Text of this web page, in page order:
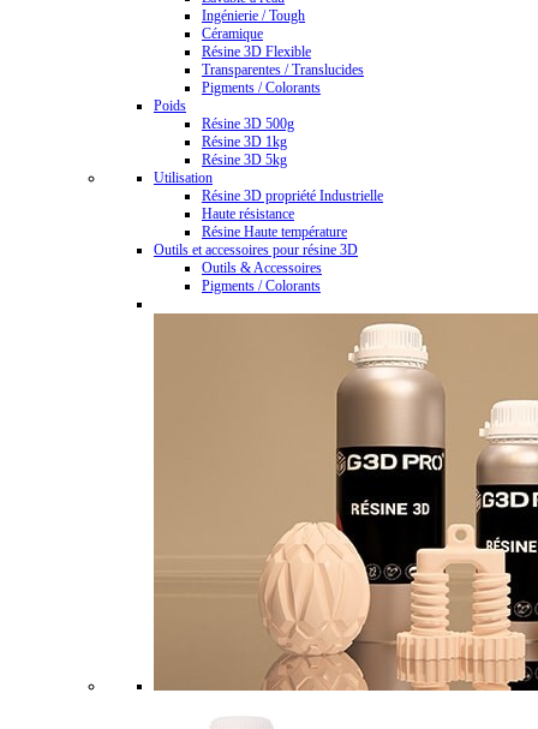
Ingénierie / Tough
Céramique
Résine 3D Flexible
Transparentes / Translucides
Pigments / Colorants
Poids
Résine 3D 500g
Résine 3D 1kg
Résine 3D 5kg
Utilisation
Résine 3D propriété Industrielle
Haute résistance
Résine Haute température
Outils et accessoires pour résine 3D
Outils & Accessoires
Pigments / Colorants